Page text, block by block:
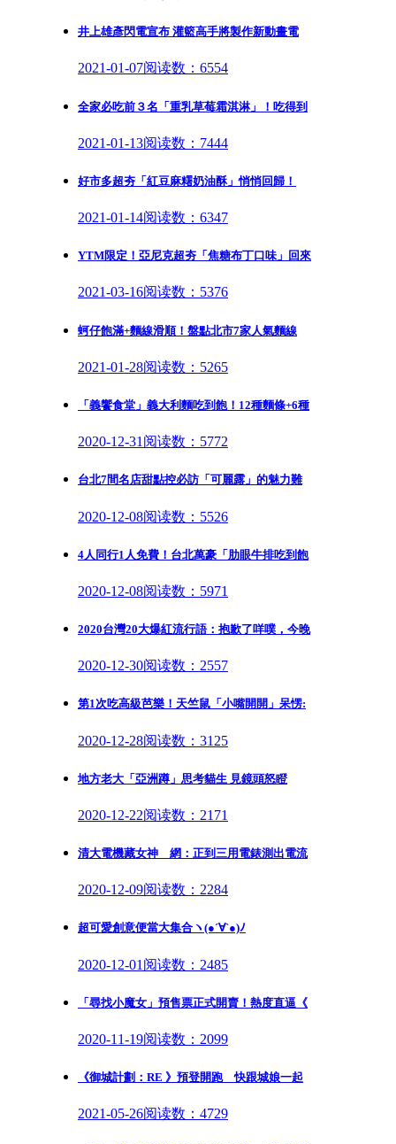
井上雄彥閃電宣布 灌籃高手將製作新動畫電
2021-01-07阅读数：6554
全家必吃前３名「重乳草莓霜淇淋」！吃得到
2021-01-13阅读数：7444
好市多超夯「紅豆麻糬奶油酥」悄悄回歸！
2021-01-14阅读数：6347
YTM限定！亞尼克超夯「焦糖布丁口味」回來
2021-03-16阅读数：5376
蚵仔飽滿+麵線滑順！盤點北市7家人氣麵線
2021-01-28阅读数：5265
「義饗食堂」義大利麵吃到飽！12種麵條+6種
2020-12-31 阅读数：5772
台北7間名店甜點控必訪「可麗露」的魅力難
2020-12-08阅读数：5526
4人同行1人免費！台北萬豪「肋眼牛排吃到飽
2020-12-08阅读数：5971
2020台灣20大爆紅流行語：抱歉了咩噗，今晚
2020-12-30阅读数：2557
第1次吃高級芭樂！天竺鼠「小嘴開開」呆愣:
2020-12-28阅读数：3125
地方老大「亞洲蹲」思考貓生 見鏡頭怒瞪
2020-12-22阅读数：2171
清大電機藏女神 網：正到三用電錶測出電流
2020-12-09阅读数：2284
超可愛創意便當大集合ヽ(●´∀`●)ﾉ
2020-12-01 阅读数：2485
「尋找小魔女」預售票正式開賣！熱度直逼《
2020-11-19阅读数：2099
《御城計劃：RE 》預登開跑 快跟城娘一起
2021-05-26阅读数：4729